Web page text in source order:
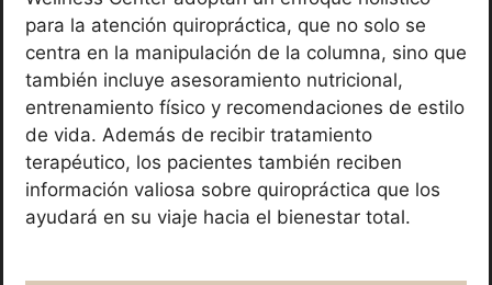
para la atención quiropráctica, que no solo se
centra en la manipulación de la columna, sino que
también incluye asesoramiento nutricional,
entrenamiento físico y recomendaciones de estilo
de vida. Además de recibir tratamiento
terapéutico, los pacientes también reciben
información valiosa sobre quiropráctica que los
ayudará en su viaje hacia el bienestar total.